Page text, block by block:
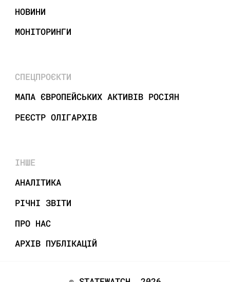
НОВИНИ
МОНІТОРИНГИ
СПЕЦПРОЄКТИ
МАПА ЄВРОПЕЙСЬКИХ АКТИВІВ РОСІЯН
РЕЄСТР ОЛІГАРХІВ
ІНШЕ
АНАЛІТИКА
РІЧНІ ЗВІТИ
ПРО НАС
АРХІВ ПУБЛІКАЦІЙ